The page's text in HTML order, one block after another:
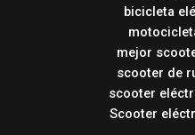
bicicleta
mejor
scooter de
scooter
Scooter